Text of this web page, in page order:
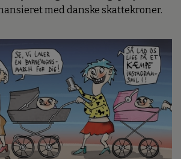
med danske skattekroner.